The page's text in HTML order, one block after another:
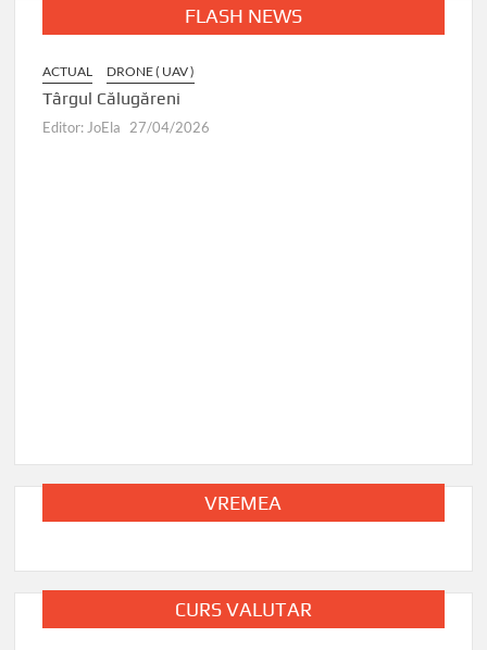
FLASH NEWS
ACTUAL DRONE ( UAV )
Târgul Călugăreni
Editor: JoEla 27/04/2026
VREMEA
CURS VALUTAR